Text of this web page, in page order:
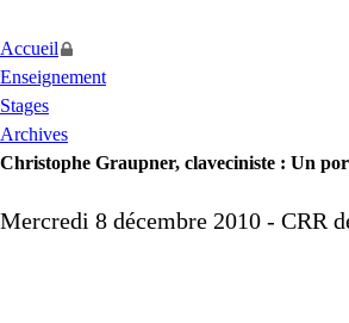
Accueil
Enseignement
Stages
Archives
Christophe Graupner, claveciniste : Un
Mercredi 8 décembre 2010 - CRR